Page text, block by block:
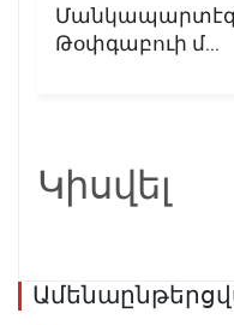
Թօփգաբուի մ...
Կիսվել